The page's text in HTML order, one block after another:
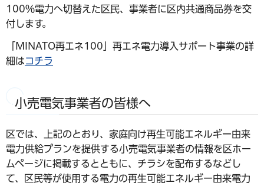
100％電力へ切替えた区民、事業者に区内共通商品券を交
付します。
「MINATO再エネ100」再エネ電力導入サポート事業の詳
細はコチラ
小売電気事業者の皆様へ
区では、上記のとおり、家庭向け再生可能エネルギー由来
電力供給プランを提供する小売電気事業者の情報を区ホー
ムページに掲載するとともに、チラシを配布するなどし
て、区民等が使用する電力の再生可能エネルギー由来電力